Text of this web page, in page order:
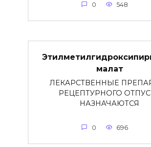
0 548
малат
ЛЕКАРСТВЕННЫЕ
РЕЦЕПТУРНОГО
НАЗНАЧАЮТСЯ
0 696